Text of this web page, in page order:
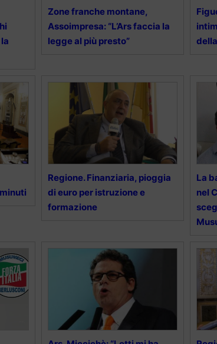
Zone franche montane,
Assoimpresa: “L’Ars faccia la
legge al più presto”
Regione. Finanziaria, pioggia
di euro per istruzione e
formazione
La
nel